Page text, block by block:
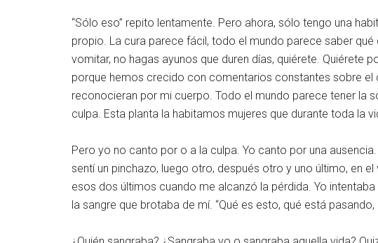
“Sólo eso” repito lentamente. Pero ahora, sólo tengo una
propio. La cura parece fácil, todo el mundo parece saber
vomitar, no hagas ayunos que duren días, quiérete. Quiérete
porque hemos crecido con comentarios constantes sobre el
reconocieran por mi cuerpo. Todo el mundo parece tener la
culpa. Esta planta la habitamos mujeres que durante toda la
Pero yo no canto por o a la culpa. Yo canto por una
sentí un pinchazo, luego otro, después otro y uno último, en
esos dos últimos cuando me alcanzó la pérdida. Yo
la sangre que brotaba de mí. “Qué es esto, qué está